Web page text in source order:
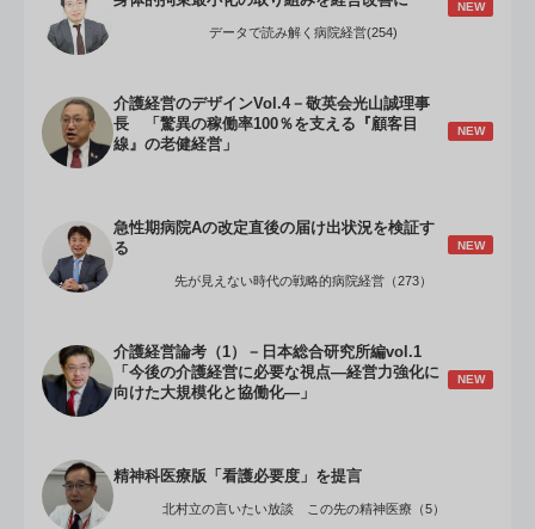
NEW
データで読み解く病院経営(254)
介護経営のデザインVol.4－敬英会光山誠理事
長 「驚異の稼働率100％を支える『顧客目
線』の老健経営」
NEW
急性期病院Aの改定直後の届け出状況を検証す
る
NEW
先が見えない時代の戦略的病院経営（273）
介護経営論考（1）－日本総合研究所編vol.1
「今後の介護経営に必要な視点―経営力強化に
向けた大規模化と協働化―」
NEW
精神科医療版「看護必要度」を提言
北村立の言いたい放談 この先の精神医療（5）